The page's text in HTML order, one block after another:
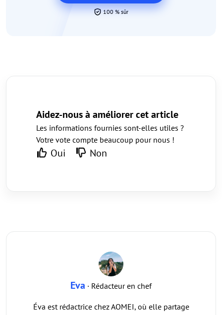
100 % sûr
Aidez-nous à améliorer cet article
Les informations fournies sont-elles utiles ?
Votre vote compte beaucoup pour nous !
Oui Non
Eva · Rédacteur en chef
Éva est rédactrice chez AOMEI, où elle partage